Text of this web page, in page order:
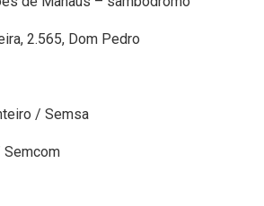
2.565, Dom Pedro
/ Semsa